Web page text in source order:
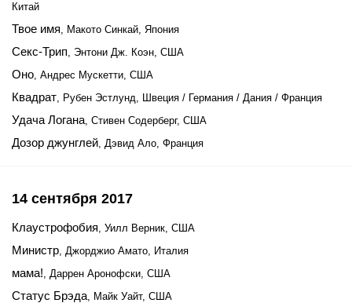
Китай
Твое имя, Макото Синкай, Япония
Секс-Трип, Энтони Дж. Коэн, США
Оно, Андрес Мускетти, США
Квадрат, Рубен Эстлунд, Швеция / Германия / Дания / Франция
Удача Логана, Стивен Содерберг, США
Дозор джунглей, Дэвид Ало, Франция
14 сентября 2017
Клаустрофобия, Уилл Верник, США
Министр, Джорджио Амато, Италия
мама!, Даррен Аронофски, США
Статус Брэда, Майк Уайт, США